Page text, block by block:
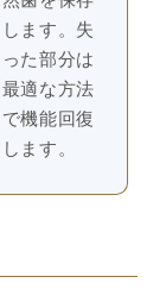
します。失
った部分は
最適な方法
で機能回復
します。